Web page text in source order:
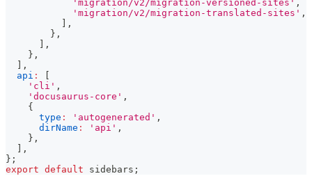
'migration/v2/migration-versioned-sites' ,
'migration/v2/migration-translated-sites' ,
,
} ,
,
} ,
,
api :
'cli' ,
'docusaurus-core' ,
{
type : 'autogenerated' ,
dirName : 'api' ,
} ,
,
} ;
export default sidebars ;